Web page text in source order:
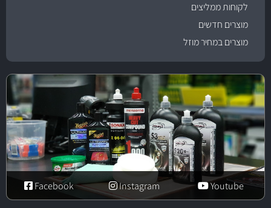
לקוחות ממליצים
מוצרים חדשים
מוצרים במחיר מוזל
Youtube
Instagram
Facebook